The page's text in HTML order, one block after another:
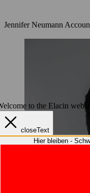
Jennifer Neumann
to the Elacin
closeText
Hier bleiben -